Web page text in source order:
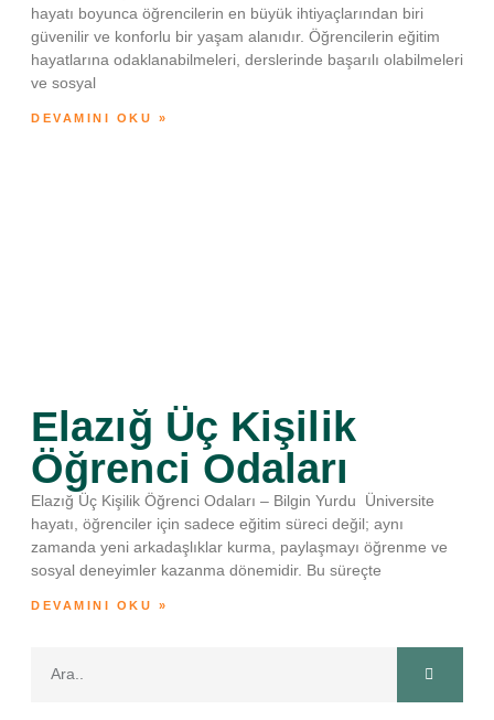
hayatı boyunca öğrencilerin en büyük ihtiyaçlarından biri
güvenilir ve konforlu bir yaşam alanıdır. Öğrencilerin eğitim
hayatlarına odaklanabilmeleri, derslerinde başarılı olabilmeleri
ve sosyal
DEVAMINI OKU »
Elazığ Üç Kişilik
Öğrenci Odaları
Elazığ Üç Kişilik Öğrenci Odaları – Bilgin Yurdu Üniversite
hayatı, öğrenciler için sadece eğitim süreci değil; aynı
zamanda yeni arkadaşlıklar kurma, paylaşmayı öğrenme ve
sosyal deneyimler kazanma dönemidir. Bu süreçte
DEVAMINI OKU »